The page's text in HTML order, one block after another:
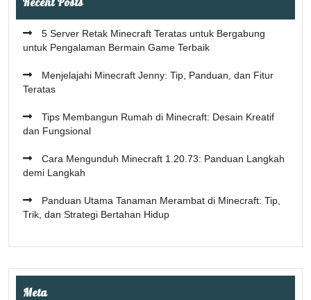
5 Server Retak Minecraft Teratas untuk Bergabung
untuk Pengalaman Bermain Game Terbaik
Menjelajahi Minecraft Jenny: Tip, Panduan, dan Fitur
Teratas
Tips Membangun Rumah di Minecraft: Desain Kreatif
dan Fungsional
Cara Mengunduh Minecraft 1.20.73: Panduan Langkah
demi Langkah
Panduan Utama Tanaman Merambat di Minecraft: Tip,
Trik, dan Strategi Bertahan Hidup
Meta